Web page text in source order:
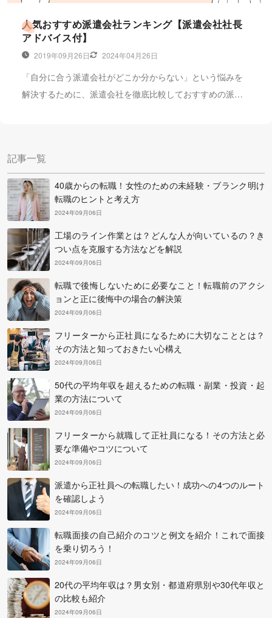
人気おすすめ派遣会社ランキング【派遣会社社長
アドバイス付】
2019年09月26日 2024年04月26日
「自分に合う派遣会社がどこか分からない」という悩みを
解決するために、派遣会社を徹底比較しておすすめの派遣
の派遣会社を選んで登録してみましょう。
記事一覧
40歳からの転職！女性のための未経験・ブランク明け
転職のヒントと考え方
2024年09月06日
工場のライン作業とは？どんな人が向いているの？き
つい点を克服する方法などを解説
2024年09月06日
転職で後悔しないために必要なこと！転職前のアクシ
ョンと正に後悔中の場合の解決策
2024年09月06日
フリーターから正社員になるために大切なこととは？
その方法と知っておきたい心構え
2024年09月06日
50代の平均年収を超えるための転職・副業・投資・起
業の方法について
2024年09月06日
フリーターから就職して正社員になる！その方法と必
要な準備やコツについて
2024年09月06日
派遣から正社員への転職したい！成功への4つのルート
を確認しよう
2024年09月06日
転職面接の自己紹介のコツと例文を紹介！これで面接
を乗り切ろう！
2024年09月06日
20代の平均年収は？男女別・都道府県別や30代年収と
の比較も紹介
2024年09月06日